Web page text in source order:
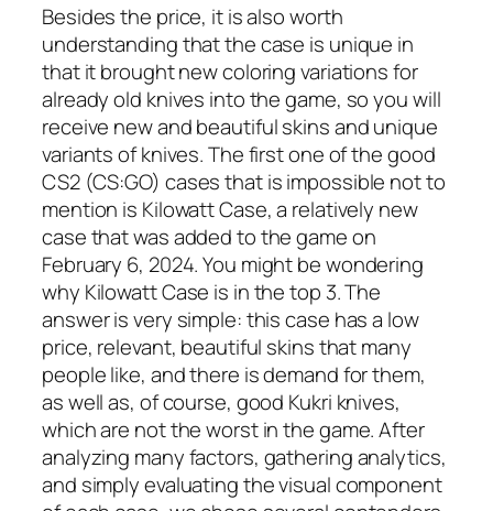
Besides the price, it is also worth
understanding that the case is unique in
that it brought new coloring variations for
already old knives into the game, so you will
receive new and beautiful skins and unique
variants of knives. The first one of the good
CS2 (CS:GO) cases that is impossible not to
mention is Kilowatt Case, a relatively new
case that was added to the game on
February 6, 2024. You might be wondering
why Kilowatt Case is in the top 3. The
answer is very simple: this case has a low
price, relevant, beautiful skins that many
people like, and there is demand for them,
as well as, of course, good Kukri knives,
which are not the worst in the game. After
analyzing many factors, gathering analytics,
and simply evaluating the visual component